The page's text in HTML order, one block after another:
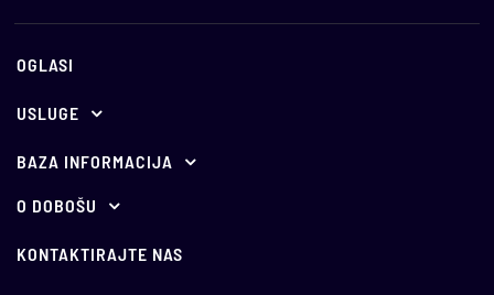
OGLASI
USLUGE
Ponuda za oglašavanje
E-aukcije
Holandske aukcije
BAZA INFORMACIJA
Propisi
Vesti
O DOBOŠU
O nama
KONTAKTIRAJTE NAS